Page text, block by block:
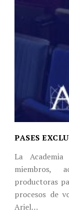
PASES
La
miembros,
productoras
procesos de
Ariel…